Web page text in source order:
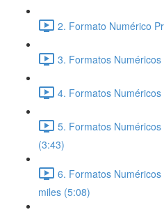
2. Formato Numérico
3. Formatos
4. Formatos
5. Formatos
(3:43)
6. Formatos
miles (5:08)